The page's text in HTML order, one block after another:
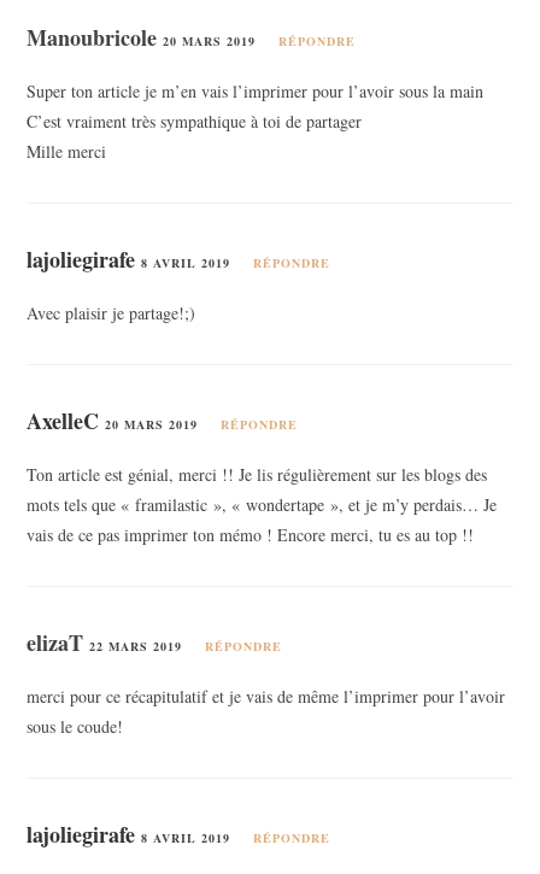
Manoubricole20 MARS 2019 RÉPONDRE
Super ton article je m’en vais l’imprimer pour l’avoir sous la main
C’est vraiment très sympathique à toi de partager
Mille merci
lajoliegirafe 8 AVRIL 2019 RÉPONDRE
Avec plaisir je partage!;)
AxelleC 20 MARS 2019 RÉPONDRE
Ton article est génial, merci !! Je lis régulièrement sur les blogs des
mots tels que « framilastic », « wondertape », et je m’y perdais… Je
vais de ce pas imprimer ton mémo ! Encore merci, tu es au top !!
elizaT22 MARS 2019 RÉPONDRE
merci pour ce récapitulatif et je vais de même l’imprimer pour l’avoir
sous le coude!
lajoliegirafe 8 AVRIL 2019 RÉPONDRE